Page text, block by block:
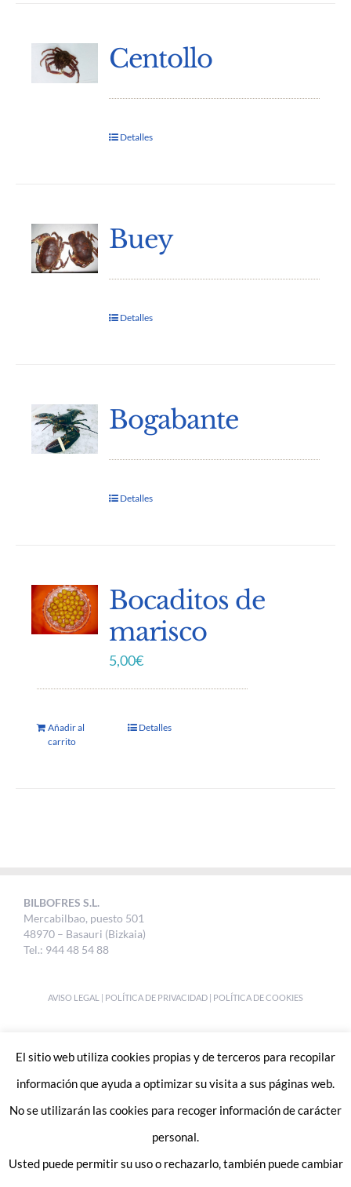
Centollo
Detalles
Buey
Detalles
Bogabante
Detalles
Bocaditos de
marisco
5,00€
Añadir al
carrito
Detalles
BILBOFRES S.L.
Mercabilbao, puesto 501
48970 – Basauri (Bizkaia)
Tel.: 944 48 54 88
AVISO LEGAL | POLÍTICA DE PRIVACIDAD | POLÍTICA DE COOKIES
Enlaces de interes:
El sitio web utiliza cookies propias y de terceros para recopilar
información que ayuda a optimizar su visita a sus páginas web.
No se utilizarán las cookies para recoger información de carácter
personal.
Usted puede permitir su uso o rechazarlo, también puede cambiar